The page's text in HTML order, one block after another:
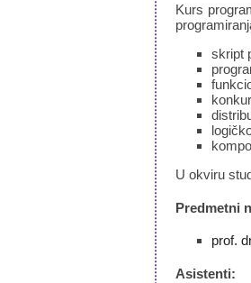
Kurs
skript
U okviru
Predmetni
prof.
Asistenti: